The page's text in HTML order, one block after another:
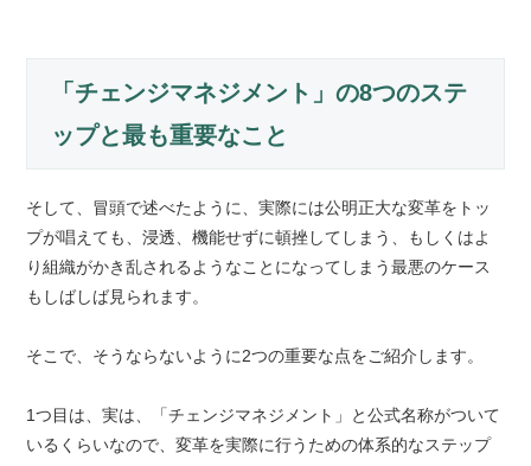
「チェンジマネジメント」の8つのステ
ップと最も重要なこと
そして、冒頭で述べたように、実際には公明正大な変革をトッ
プが唱えても、浸透、機能せずに頓挫してしまう、もしくはよ
り組織がかき乱されるようなことになってしまう最悪のケース
もしばしば見られます。
そこで、そうならないように2つの重要な点をご紹介します。
1つ目は、実は、「チェンジマネジメント」と公式名称がついて
いるくらいなので、変革を実際に行うための体系的なステップ